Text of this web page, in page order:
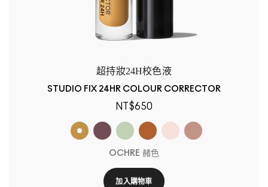
超持妝24H校色液
STUDIO FIX 24HR COLOUR CORRECTOR
NT$650
OCHRE 赭色
加入購物車